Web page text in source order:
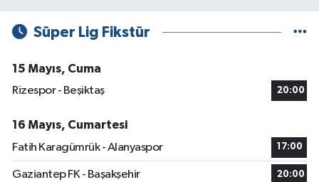
Süper Lig Fikstür
15 Mayıs, Cuma
Rizespor - Beşiktaş
20:00
16 Mayıs, Cumartesi
Fatih Karagümrük - Alanyaspor
17:00
Gaziantep FK - Başakşehir 20:00